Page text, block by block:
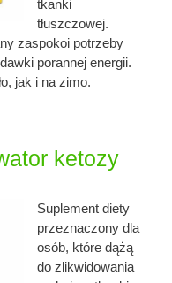
tkanki
tłuszczowej.
zaspokoi potrzeby
porannej energii.
jak i na zimo.
ketozy
Suplement diety
przeznaczony dla
osób, które dążą
do zlikwidowania